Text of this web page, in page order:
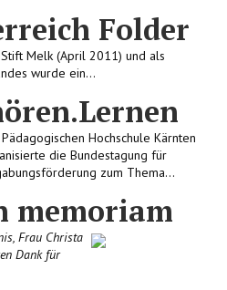
Folder
Melk (April 2011) und als
wurde ein...
Hochschule Kärnten
die Bundestagung für
zum Thema...
memoriam
Frau Christa
Dank für